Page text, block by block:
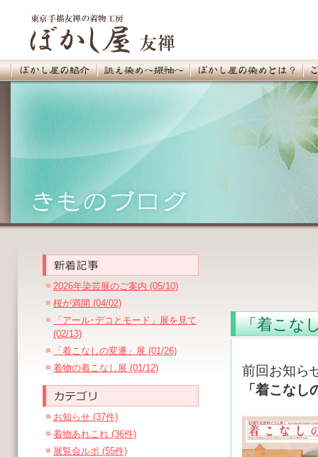
2026年染芸展のご案内 (05/10)
桜が満開 (04/02)
「アール･デコとモード」展を見て
(02/13)
「着こなしの変遷」展 (01/26)
着物の着こなし展 (01/12)
お知らせ (37件)
着物あれこれ (36件)
展覧会ルポ (55件)
「着こな
前回お知ら
「着こな